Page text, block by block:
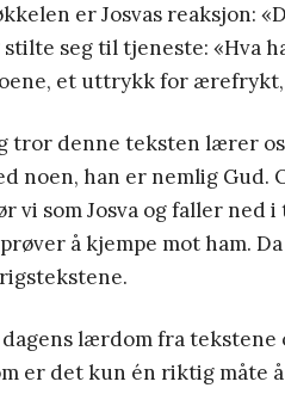
er Josvas reaksjon:
stilte seg til tjeneste: «Hva
et uttrykk for ærefrykt,
tror denne teksten lærer
noen, han er nemlig Gud.
vi som Josva og faller ned
å kjempe mot ham.
dagens lærdom fra tekstene
er det kun én riktig måte